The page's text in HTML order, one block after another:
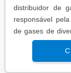
distribuidor de
responsável
de gases de
industriais.
pureza ultra
Esses gases